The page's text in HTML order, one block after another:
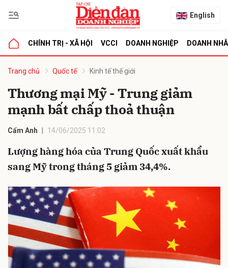
English
CHÍNH TRỊ - XÃ HỘI VCCI DOANH NGHIỆP DOANH
Trang chủ Quốc tế Kinh tế thế giới
Thương mại Mỹ - Trung giảm
mạnh bất chấp thoả thuận
Cẩm Anh 14/06/2025 11:02
Lượng hàng hóa của Trung Quốc xuất khẩu
sang Mỹ trong tháng 5 giảm 34,4%.
luận